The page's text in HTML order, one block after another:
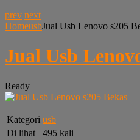
prev next
HomeusbJual Usb Lenovo s205
Jual Usb
Ready
Kategori usb
Di lihat
495 kali